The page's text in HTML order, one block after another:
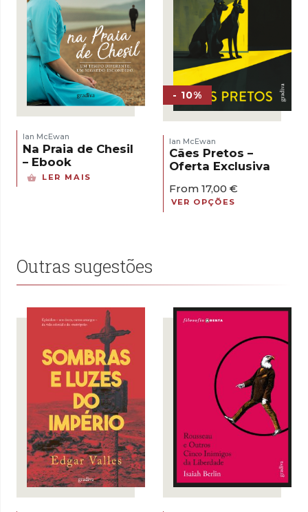
Ian McEwan
Na Praia de Chesil
– Ebook
LER MAIS
- 10%
Ian McEwan
Cães Pretos –
Oferta Exclusiva
From 17,00 €
VER OPÇÕES
Outras sugestões